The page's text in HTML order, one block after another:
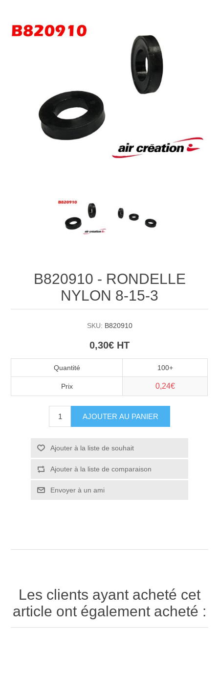
B820910 - RONDELLE
NYLON 8-15-3
SKU: B820910
0,30€ HT
Quantité 100+
Prix 0,24€
AJOUTER AU PANIER
Ajouter à la liste de souhait
Ajouter à la liste de comparaison
Envoyer à un ami
Les clients ayant acheté cet
article ont également acheté :